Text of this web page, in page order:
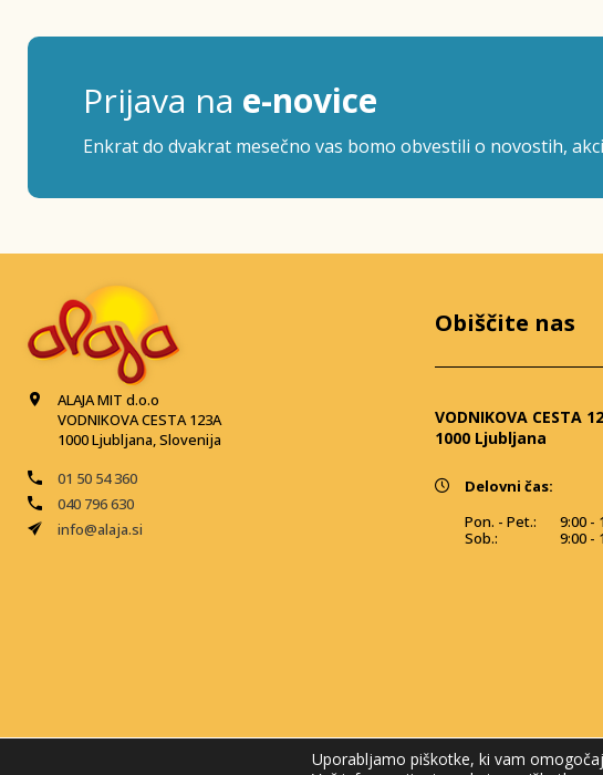
Prijava na e-novice
Enkrat do dvakrat mesečno vas bomo obvestili o novostih,
ALAJA MIT d.o.o
VODNIKOVA CESTA 123A
1000 Ljubljana, Slovenija
01 50 54 360
040 796 630
info@alaja.si
Obiščite nas
VODNIKOVA CESTA
1000 Ljubljana
Delovni čas:
Pon. - Pet.:
Sob.:
9:00 -
9:00 -
Uporabljamo piškotke, ki vam